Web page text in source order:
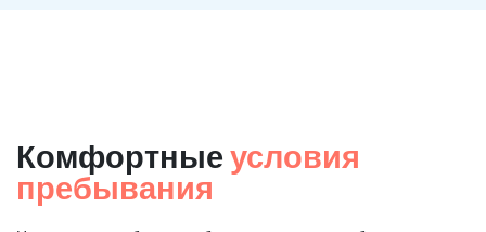
Комфортные условия
пребывания